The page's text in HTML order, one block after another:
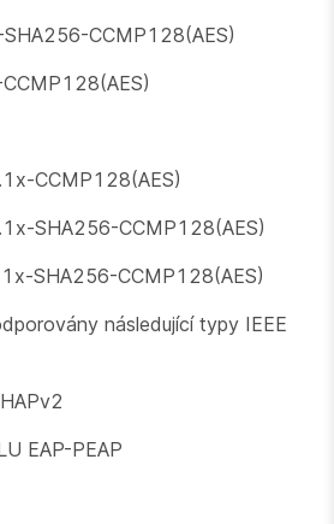
SHA256-CCMP128(AES)
CCMP128(AES)
SHA256-CCMP128(AES)
SHA256-CCMP128(AES)
následující typy IEEE
EAP-PEAP